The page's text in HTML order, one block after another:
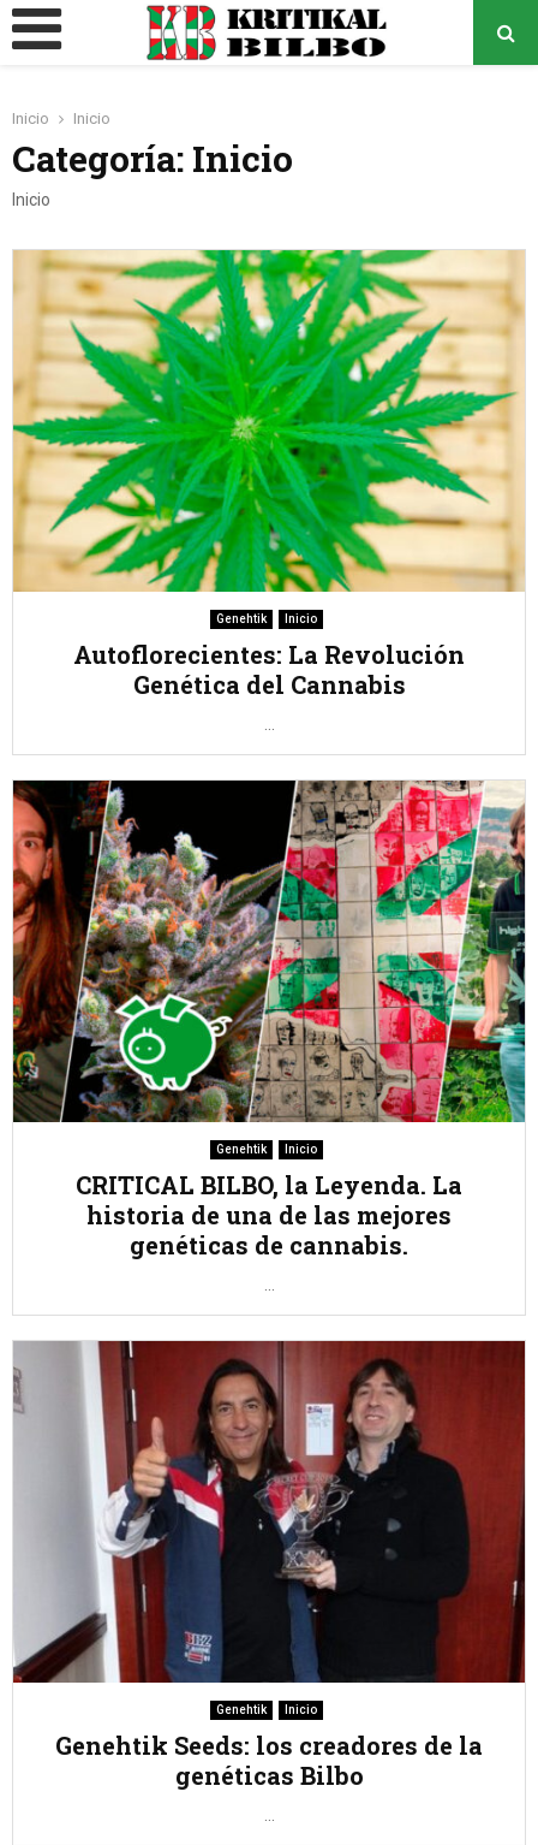
MENÚ
Inicio Inicio
Categoría: Inicio
Inicio
Genehtik Inicio
Autoflorecientes: La Revolución
Genética del Cannabis
Genehtik Inicio
CRITICAL BILBO, la Leyenda. La
historia de una de las mejores
genéticas de cannabis.
Genehtik Inicio
Genehtik Seeds: los creadores de la
genéticas Bilbo